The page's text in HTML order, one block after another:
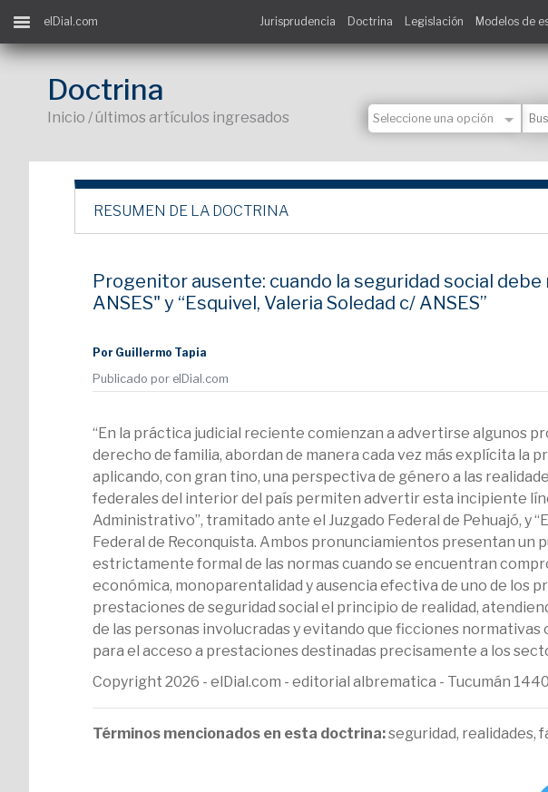
elDial.com Jurisprudencia Doctrina Legislación Modelos de
Doctrina
Inicio / últimos artículos ingresados
RESUMEN DE LA DOCTRINA
Progenitor ausente: cuando la seguridad social
ANSES" y “Esquivel, Valeria Soledad c/ ANSES”
Por Guillermo Tapia
Publicado por elDial.com
“En la práctica judicial reciente comienzan a advertirse algunos
derecho de familia, abordan de manera cada vez más explícita la
aplicando, con gran tino, una perspectiva de género a las
federales del interior del país permiten advertir esta incipiente
Administrativo”, tramitado ante el Juzgado Federal de Pehuajó, y
Federal de Reconquista. Ambos pronunciamientos presentan
estrictamente formal de las normas cuando se encuentran
económica, monoparentalidad y ausencia efectiva de uno de los
prestaciones de seguridad social el principio de realidad,
de las personas involucradas y evitando que ficciones
para el acceso a prestaciones destinadas precisamente a los
Copyright 2026 - elDial.com - editorial albrematica - Tucumán
Términos mencionados en esta doctrina:seguridad, realidades,